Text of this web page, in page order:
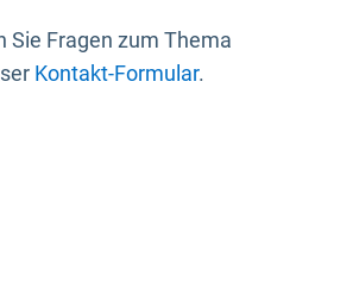
Sie Fragen zum Thema
Kontakt-Formular.